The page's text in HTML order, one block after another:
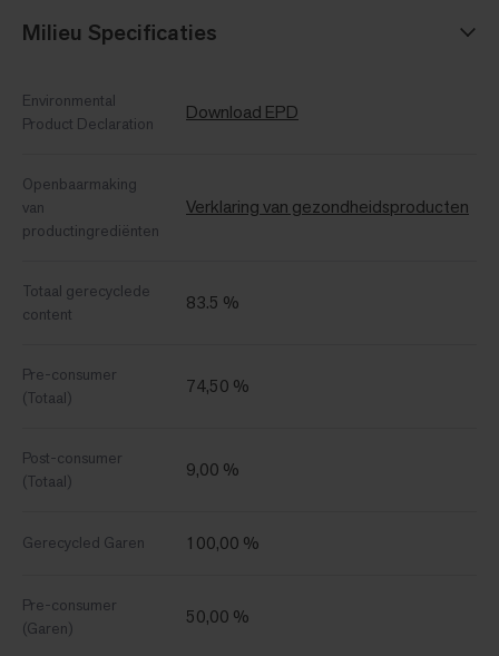
Milieu Specificaties
Environmental
Product Declaration
Download EPD
Openbaarmaking
van
productingrediënten
Verklaring van gezondheidsproducten
Totaal gerecyclede
content
83.5 %
Pre-consumer
(Totaal)
74,50 %
Post-consumer
(Totaal)
9,00 %
Gerecycled Garen 100,00 %
Pre-consumer
(Garen)
50,00 %